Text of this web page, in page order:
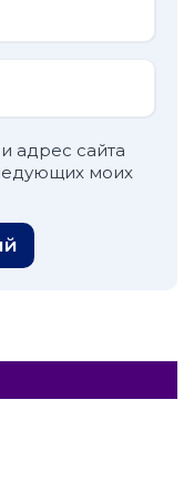
адрес сайта
моих